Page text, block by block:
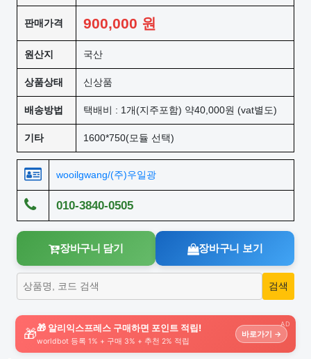
판매가격 900,000 원
원산지 국산
상품상태 신상품
배송방법 택배비 : 1개(지주포함) 약40,000원 (vat별도)
기타 1600*750(모듈 선택)
wooilgwang/(주)우일광
010-3840-0505
장바구니 담기 장바구니 보기
AD
🎁🎁 알리익스프레스 구매하면 포인트 적립!
worldbot 등록 1% + 구매 3% + 추천 2% 적립
바로가기 →